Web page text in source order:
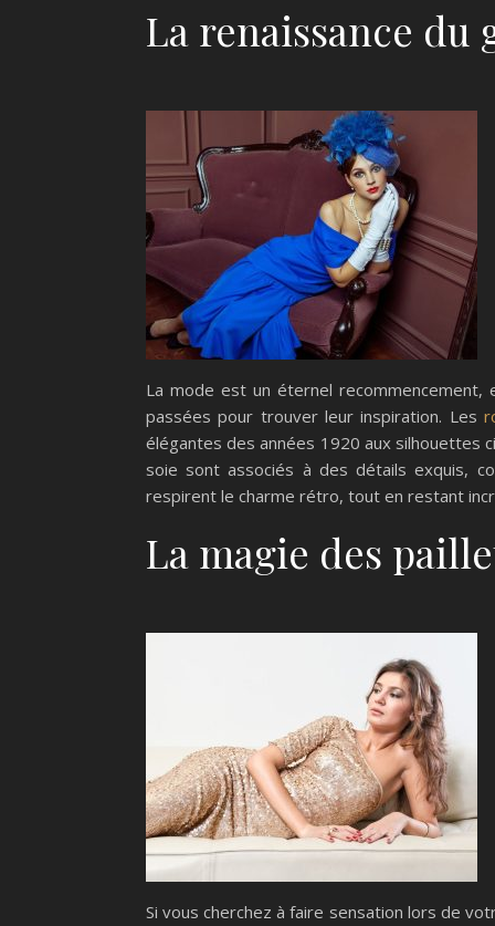
La renaissance du
La mode est un éternel
passées pour trouver leur inspiration. Les
élégantes des années 1920 aux silhouettes
soie sont associés à des détails exquis,
respirent le charme rétro, tout en restant
La magie des
Si vous cherchez à faire sensation lors de